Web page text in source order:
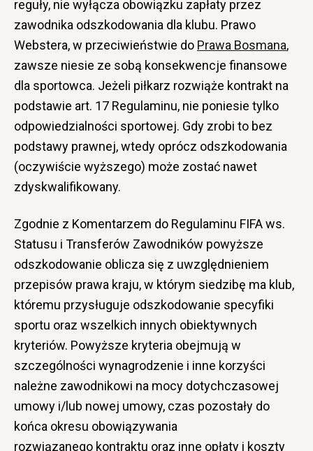
reguły, nie wyłącza obowiązku zapłaty przez
zawodnika odszkodowania dla klubu. Prawo
Webstera, w przeciwieństwie do Prawa Bosmana,
zawsze niesie ze sobą konsekwencje finansowe
dla sportowca. Jeżeli piłkarz rozwiąże kontrakt na
podstawie art. 17 Regulaminu, nie poniesie tylko
odpowiedzialności sportowej. Gdy zrobi to bez
podstawy prawnej, wtedy oprócz odszkodowania
(oczywiście wyższego) może zostać nawet
zdyskwalifikowany.
Zgodnie z Komentarzem do Regulaminu FIFA ws.
Statusu i Transferów Zawodników powyższe
odszkodowanie oblicza się z uwzględnieniem
przepisów prawa kraju, w którym siedzibę ma klub,
któremu przysługuje odszkodowanie specyfiki
sportu oraz wszelkich innych obiektywnych
kryteriów. Powyższe kryteria obejmują w
szczególności wynagrodzenie i inne korzyści
należne zawodnikowi na mocy dotychczasowej
umowy i/lub nowej umowy, czas pozostały do
końca okresu obowiązywania
rozwiązanego kontraktu oraz inne opłaty i koszty